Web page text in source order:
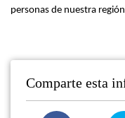
personas de nuestra
Comparte esta